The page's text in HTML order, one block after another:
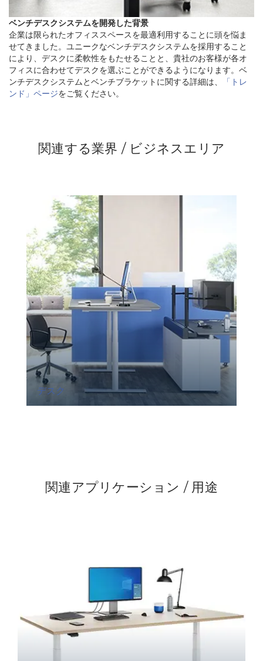
ベンチデスクシステムを開発した背景
企業は限られたオフィススペースを最適利用することに頭を悩ま
せてきました。ユニークなベンチデスクシステムを採用すること
により、デスクに柔軟性をもたせることと、貴社のお客様が各オ
フィスに合わせてデスクを選ぶことができるようになります。ベ
ンチデスクシステムとベンチブラケットに関する詳細は、
「トレ
ンド」ページをご覧ください。
関連する業界 / ビジネスエリア
デスク
関連アプリケーション / 用途